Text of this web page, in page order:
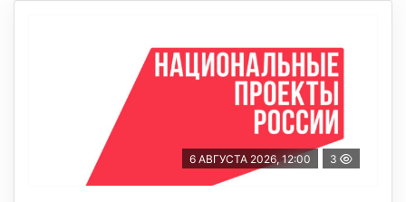
6 АВГУСТА 2026, 12:00 3